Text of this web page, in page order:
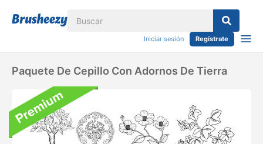
Iniciar sesión Regístrate
Paquete De Cepillo Con Adornos De Tierra